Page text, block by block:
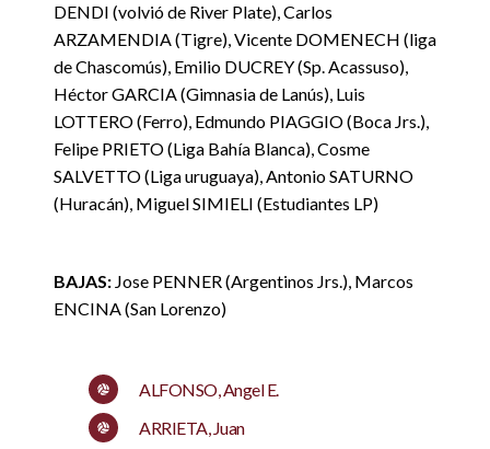
DENDI (volvió de River Plate), Carlos
ARZAMENDIA (Tigre), Vicente DOMENECH (liga
de Chascomús), Emilio DUCREY (Sp. Acassuso),
Héctor GARCIA (Gimnasia de Lanús), Luis
LOTTERO (Ferro), Edmundo PIAGGIO (Boca Jrs.),
Felipe PRIETO (Liga Bahía Blanca), Cosme
SALVETTO (Liga uruguaya), Antonio SATURNO
(Huracán), Miguel SIMIELI (Estudiantes LP)
BAJAS: Jose PENNER (Argentinos Jrs.), Marcos
ENCINA (San Lorenzo)
ALFONSO, Angel E.
ARRIETA, Juan